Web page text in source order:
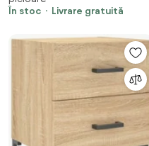
În stoc
Livrare gratuită